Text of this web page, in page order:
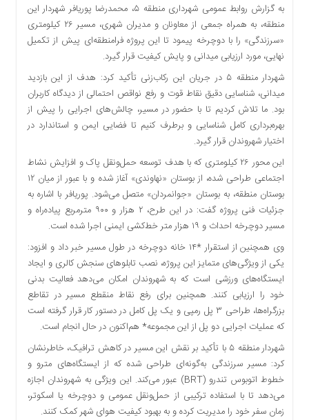
انرژی
فناوری
منظقه
دسترسی
سریع
تماس
درباره
کتاب
جامعه
گرایی
رسید
اخبار
سایت
اجتماعی
اقتصادی
به گزارش روابط عمومی شهرداری منطقه ۵، محمدرضا پوریافر شهردار این
منطقه، به همراه جمعی از معاونان و مدیران شهری، مسیر ۲۶ کیلومتری
«سرزندگی» را با دوچرخه پیمود تا این پروژه فرامنطقه‌ای پیش از تکمیل
نهایی، مورد ارزیابی میدانی و پایش کیفیت قرار گیرد.
شهردار منطقه ۵ در جریان این رکاب‌زنی تأکید کرد: هدف از این بازدید
میدانی، شناسایی دقیق نقاط قوت و رفع نواقص احتمالی از دیدگاه کاربران
بود. ما تلاش کردیم تا با حضور در مسیر، چالش‌های اجرایی را پیش از
بهره‌برداری کامل شناسایی و برطرف کنیم تا فضایی ایمن و استاندارد در
اختیار شهروندان قرار گیرد.
این محور ۲۶ کیلومتری که با هدف توسعه حمل‌ونقل پاک و افزایش نشاط
اجتماعی طراحی شده، از بوستان «نهاوندی» آغاز شده و با عبور از میان ۱۲
بوستان منطقه، به بوستان «جوانمردان» متصل می‌شود. پوریافر با اشاره به
جزئیات فنی پروژه گفت: در این طرح، ۲ هزار و ۹۰۰ مترمربع پیاده‌راه و
مسیر دوچرخه احداث و ۱۹ هزار متر خط‌کشی ایمنی اجرا شده است.
وی همچنین از استقرار *۱۴ خانه دوچرخه در طول مسیر خبر داد و افزود:
یکی از ویژگی‌های متمایز این پروژه، نصب تابلوهای سنجش کالری و ایجاد
ایستگاه‌های ورزشی است که به شهروندان امکان می‌دهد فعالیت بدنی
خود را ارزیابی کنند. همچنین برای رفع نقاط منقطع مسیر در تقاطع
بزرگراه‌ها، طراحی ۳ پل رمپی و یک پل کامل در دستور کار قرار گرفته است
که عملیات اجرایی دو پل از این مجموعه* هم‌اکنون در حال انجام است.
شهردار منطقه ۵ با تأکید بر نقش این مسیر در کاهش ترافیک، خاطرنشان
کرد: مسیر سرزندگی به‌گونه‌ای طراحی شده که از ایستگاه‌های مترو و
خطوط اتوبوس تندرو (BRT) عبور می‌کند. این ویژگی به شهروندان اجازه
می‌دهد تا با استفاده ترکیبی از حمل‌ونقل عمومی و دوچرخه یا اسکوتر،
زمان سفر خود را مدیریت کرده و به بهبود کیفیت هوای شهر کمک کنند.